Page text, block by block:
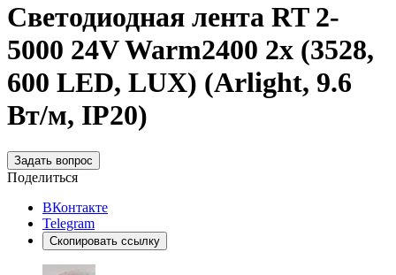
Светодиодная лента RT 2-
5000 24V Warm2400 2x (3528,
600 LED, LUX) (Arlight, 9.6
Вт/м, IP20)
Задать вопрос
Поделиться
ВКонтакте
Telegram
Скопировать ссылку